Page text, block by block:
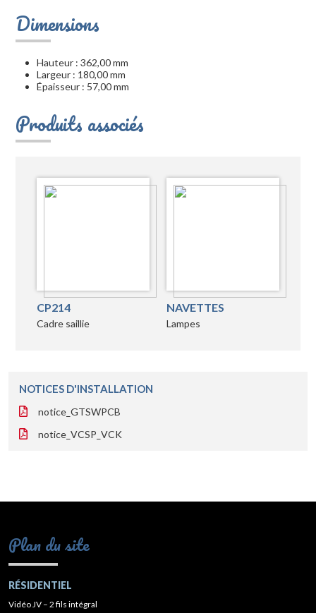
Dimensions
Hauteur : 362,00 mm
Largeur : 180,00 mm
Épaisseur : 57,00 mm
Produits associés
CP214
Cadre saillie
NAVETTES
Lampes
NOTICES D'INSTALLATION
notice_GTSWPCB
notice_VCSP_VCK
Plan du site
RÉSIDENTIEL
Vidéo JV – 2 fils intégral